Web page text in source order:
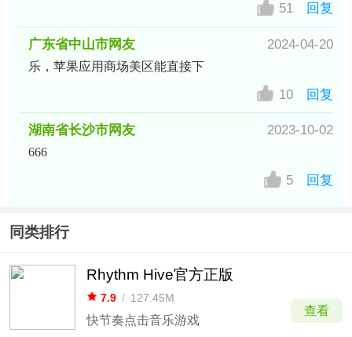
51 回复
广东省中山市网友 2024-04-20
乐，苹果应用商场美区能直接下
10 回复
湖南省长沙市网友 2023-10-02
666
5 回复
同类排行
Rhythm Hive官方正版
7.9 / 127.45M
快节奏点击音乐游戏
查看